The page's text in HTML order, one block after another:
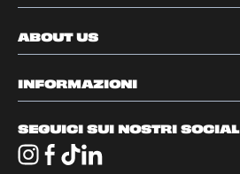
ABOUT US
INFORMAZIONI
SEGUICI SUI NOSTRI SOCIAL